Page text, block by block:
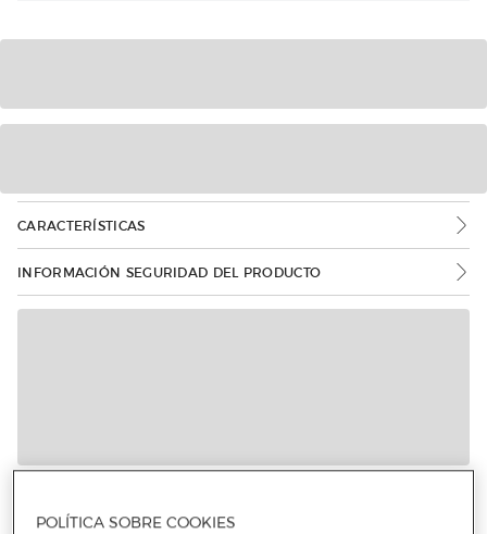
CARACTERÍSTICAS
INFORMACIÓN SEGURIDAD DEL PRODUCTO
POLÍTICA SOBRE COOKIES